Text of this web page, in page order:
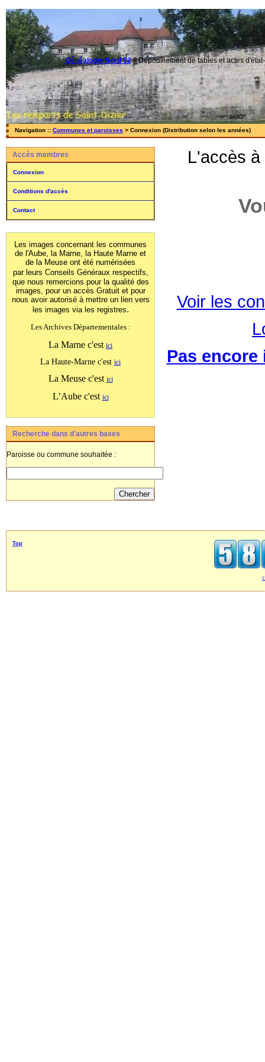
Généalogie Nord 52||Dépouillement de tables et actes
Navigation :: Communes et paroisses > Connexion (Distribution selon les années)
Accès membres
Connexion
Conditions d'accès
Contact
Les images concernant les communes
de l'Aube, la Marne, la Haute Marne et
de la Meuse ont été numérisées
par leurs Conseils Généraux respectifs,
que nous remercions pour la qualité des
images, pour un accès Gratuit et pour
nous avoir autorisé à mettre un lien vers
les images via les registres.
Les Archives Départementales :
La Marne c'est ici
La Haute-Marne c'est ici
La Meuse c'est ici
L’Aube c'est ici
Recherche dans d'autres bases
Paroisse ou commune souhaitée :
L'accès
Voir les
Pas
Top